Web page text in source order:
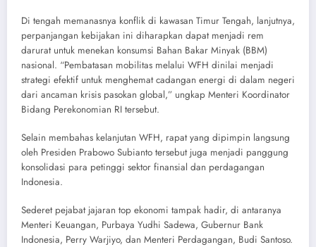
​Di tengah memanasnya konflik di kawasan Timur Tengah, lanjutnya,
perpanjangan kebijakan ini diharapkan dapat menjadi rem
darurat untuk menekan konsumsi Bahan Bakar Minyak (BBM)
nasional. “Pembatasan mobilitas melalui WFH dinilai menjadi
strategi efektif untuk menghemat cadangan energi di dalam negeri
dari ancaman krisis pasokan global,” ungkap Menteri Koordinator
Bidang Perekonomian RI tersebut.
​Selain membahas kelanjutan WFH, rapat yang dipimpin langsung
oleh Presiden Prabowo Subianto tersebut juga menjadi panggung
konsolidasi para petinggi sektor finansial dan perdagangan
Indonesia.
​Sederet pejabat jajaran top ekonomi tampak hadir, di antaranya ​
Menteri Keuangan, Purbaya Yudhi Sadewa, Gubernur Bank
Indonesia, Perry Warjiyo, dan ​Menteri Perdagangan, Budi Santoso.